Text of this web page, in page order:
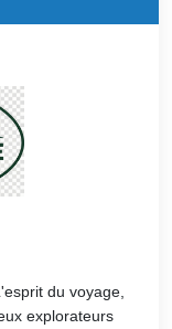
du voyage,
explorateurs